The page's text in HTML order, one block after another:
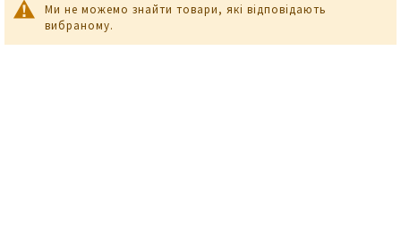
Ми не можемо знайти товари, які відповідають
вибраному.